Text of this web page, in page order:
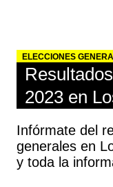
ELECCIONES
2023 en
Infórmate del
generales en
y toda la